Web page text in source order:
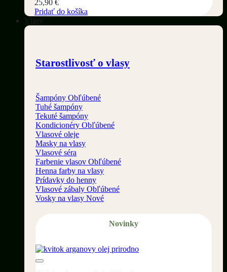
25,90 €
Pridať do košíka
Vlasy
Starostlivosť o vlasy
Šampóny
Tuhé šampóny
Tekuté šampóny
Kondicionéry
Vlasové oleje
Masky na vlasy
Vlasové séra
Farbenie vlasov
Henna farby na vlasy
Prídavky do henny
Vlasové zábaly
Vosky na vlasy
Novinky